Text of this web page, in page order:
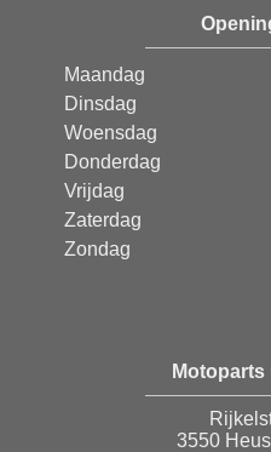
Maandag
Dinsdag
Woensdag
Donderdag
Vrijdag
Zaterdag
Zondag
Motoparts
3550